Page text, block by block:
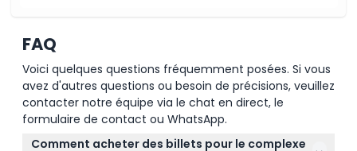
FAQ
Voici quelques questions fréquemment posées. Si vous
avez d'autres questions ou besoin de précisions, veuillez
contacter notre équipe via le chat en direct, le
formulaire de contact ou WhatsApp.
Comment acheter des billets pour le complexe